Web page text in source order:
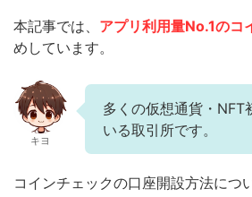
本記事では、 アプリ利用量No.1のコ
めしています。
キヨ
多くの仮想通貨・NFT
いる取引所です。
コインチェックの口座開設方法につ